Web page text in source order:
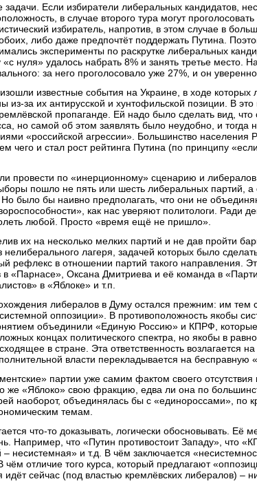
задачи. Если избиратели либеральных кандидатов,
в случае второго тура могут
избиратель, напротив, в этом случае в
либо даже предпочтёт поддержать Путина.
эксперименты по раскрутке либеральных
нуля» удалось набрать 8% и занять третье место.
за него проголосовало уже 27%, и он
известные события на Украине, в ходе которых
из-за их антирусской и хунтофильской позиции. В
пропаганде. Ей надо было сделать вид, что
но самой об этом заявлять было неудобно, и тогда
«российской агрессии». Большинство населения
чего и стал рост рейтинга Путина (по принципу
провести по «инерционному» сценарию и либералов
пошло не пять или шесть либеральных партий, а
было бы наивно предполагать, что они не
как нас уверяют политологи. Ради
любой. Просто «время ещё не пришло».
их на несколько мелких партий и не дав пройти
лагеря, задачей которых было
рефлекс в отношении партий такого направления.
«Парнасе», Оксана Дмитриева и её команда в
в «Яблоке» и т.п.
либералов в Думу остался прежним: им тем
оппозиции». В противоположность якобы
объединили «Единую Россию» и КПРФ, которые
концах политического спектра, но якобы в
в стране. Эта ответственность возлагается
власти перекладывается на бесправную
партии уже самим фактом своего
же «Яблоко» свою фракцию, едва ли она по
наоборот, объединялась бы с «единороссами», по
темам.
что-то доказывать, логически обосновывать. Её
Например, что «Путин противостоит Западу», что
несистемная» и т.д. В чём заключается
чём отличие того курса, который предлагают
идёт сейчас (под властью кремлёвских либералов) –